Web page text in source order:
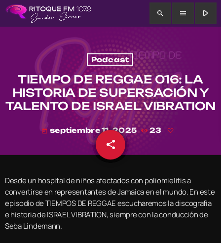
search menu play_arrow
Podcast
TIEMPO DE REGGAE 016: LA
HISTORIA DE SUPERSACIÓN Y
TALENTO DE ISRAEL VIBRATION
today septiembre 11, 2025 23
share
email
Desde un hospital de niños afectados con poliomielitis a
convertirse en representantes de Jamaica en el mundo. En este
episodio de TIEMPOS DE REGGAE escucharemos la discografía
e historia de ISRAEL VIBRATION, siempre con la conducción de
Seba Lindemann.